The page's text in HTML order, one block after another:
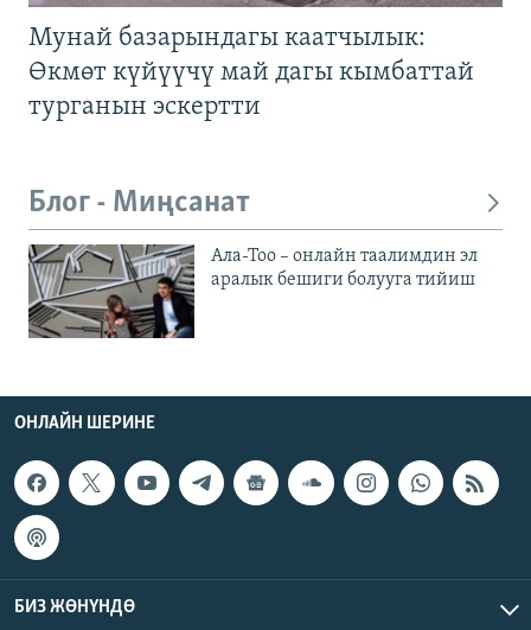
Мунай базарындагы каатчылык:
Өкмөт күйүүчү май дагы кымбаттай
турганын эскертти
Блог - Миңсанат
Ала-Тоо – онлайн таалимдин эл
аралык бешиги болууга тийиш
ОНЛАЙН ШЕРИНЕ
БИЗ ЖӨНҮНДӨ